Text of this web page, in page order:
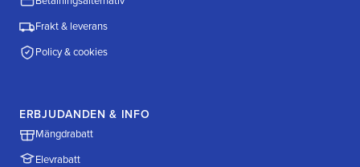
Frakt & leverans
Policy & cookies
ERBJUDANDEN & INFO
Mängdrabatt
Elevrabatt